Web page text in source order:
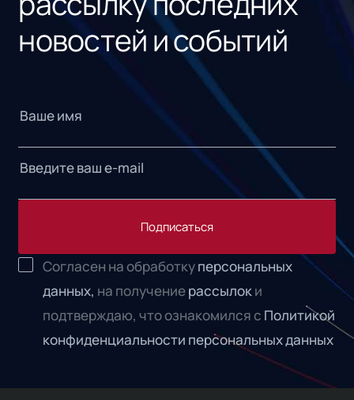
новостей и событий
Подписаться
Согласен на обработкуперсональных
данных, на получениерассылоки
подтверждаю, что ознакомился с Политикой
конфиденциальности персональных данных